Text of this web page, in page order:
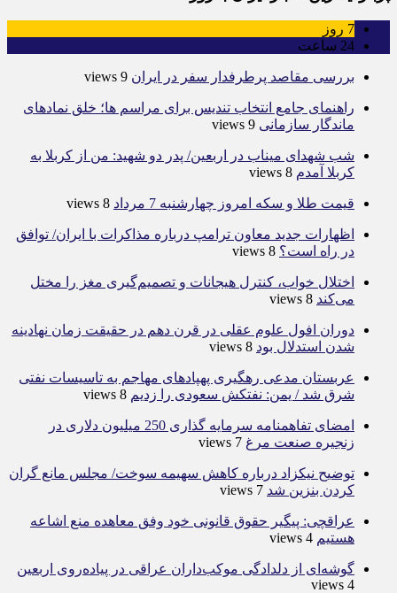
7 روز
24 ساعت
بررسی مقاصد پرطرفدار سفر در ایران 9 views
راهنمای جامع انتخاب تندیس برای مراسم ها؛ خلق نمادهای
ماندگار سازمانی 9 views
شب شهدای میناب در اربعین/ پدر دو شهید: من از کربلا به
کربلا آمدم 8 views
قیمت طلا و سکه امروز چهارشنبه 7 مرداد 8 views
اظهارات جدید معاون ترامپ درباره مذاکرات با ایران/ توافق
در راه است؟ 8 views
اختلال خواب، کنترل هیجانات و تصمیم‌گیری مغز را مختل
می‌کند 8 views
دوران افول علوم عقلی در قرن دهم در حقیقت زمان نهادینه
شدن استدلال بود 8 views
عربستان مدعی رهگیری پهپادهای مهاجم به تاسیسات نفتی
شرق شد / یمن: نفتکش سعودی را زدیم 8 views
امضای تفاهمنامه سرمایه گذاری 250 میلیون دلاری در
زنجیره صنعت مرغ 7 views
توضیح نیکزاد درباره کاهش سهیمه سوخت/ مجلس مانع گران
کردن بنزین شد 7 views
عراقچی: پیگیر حقوق قانونی خود وفق معاهده منع اشاعه
هستیم 4 views
گوشه‌ای از دلدادگی موکب‌داران عراقی در پیاده‌روی اربعین
4 views